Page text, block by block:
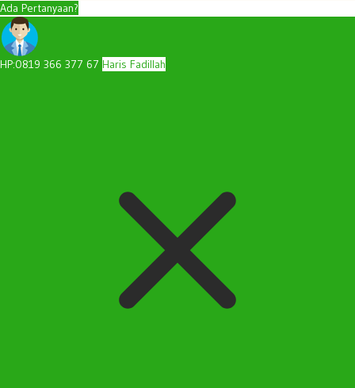
Ada Pertanyaan?
HP:0819 366 377 67 Haris Fadillah